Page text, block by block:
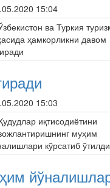
15:04
15:03